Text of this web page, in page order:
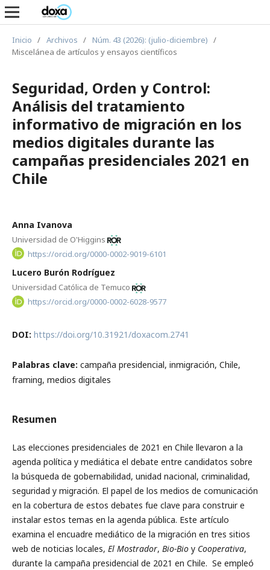
Inicio / Archivos / Núm. 43 (2026): (julio-diciembre) /
Miscelánea de artículos y ensayos científicos
Seguridad, Orden y Control:
Análisis del tratamiento
informativo de migración en los
medios digitales durante las
campañas presidenciales 2021 en
Chile
Anna Ivanova
Universidad de O'Higgins
https://orcid.org/0000-0002-9019-6101
Lucero Burón Rodríguez
Universidad Católica de Temuco
https://orcid.org/0000-0002-6028-9577
DOI: https://doi.org/10.31921/doxacom.2741
Palabras clave: campaña presidencial, inmigración, Chile,
framing, medios digitales
Resumen
Las elecciones presidenciales de 2021 en Chile llevaron a la
agenda política y mediática el debate entre candidatos sobre
la búsqueda de gobernabilidad, unidad nacional, criminalidad,
seguridad y migración. El papel de los medios de comunicación
en la cobertura de estos debates fue clave para construir e
instalar estos temas en la agenda pública. Este artículo
examina el encuadre mediático de la migración en tres sitios
web de noticias locales, El Mostrador, Bio-Bioy Cooperativa,
durante la campaña presidencial de 2021 en Chile. Se empleó